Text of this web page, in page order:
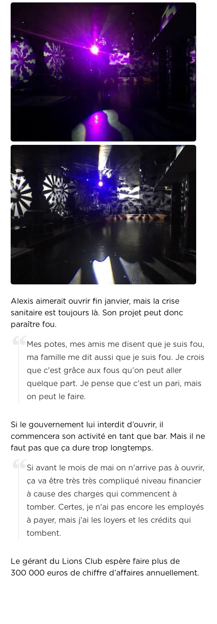
Alexis aimerait ouvrir fin janvier, mais la crise
sanitaire est toujours là. Son projet peut donc
paraître fou.
Mes potes, mes amis me disent que je suis fou,
ma famille me dit aussi que je suis fou. Je crois
que c'est grâce aux fous qu'on peut aller
quelque part. Je pense que c'est un pari, mais
on peut le faire.
Si le gouvernement lui interdit d’ouvrir, il
commencera son activité en tant que bar. Mais il ne
faut pas que ça dure trop longtemps.
Si avant le mois de mai on n'arrive pas à ouvrir,
ça va être très très compliqué niveau financier
à cause des charges qui commencent à
tomber. Certes, je n'ai pas encore les employés
à payer, mais j'ai les loyers et les crédits qui
tombent.
Le gérant du Lions Club espère faire plus de
300 000 euros de chiffre d’affaires annuellement.